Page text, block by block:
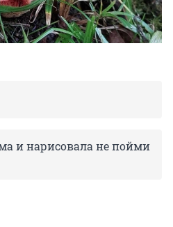
и нарисовала не пойми